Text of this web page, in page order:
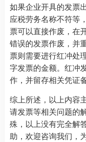
如果企业开具的发票
应税劳务名称不符等
票可以直接作废，在
错误的发票作废，并
票则需要进行红冲处
字发票的金额。红冲
作，并留存相关凭证备
综上所述，以上内容
请发票等相关问题的
殊，以上没有完全解
助，欢迎咨询我们，